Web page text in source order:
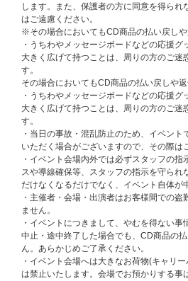
※ご購入の際、イベントに参加を希望され
ください。なお、注文完了後、お名前の変
ご了承ください。
※クレジットカード、携帯キャリア決済を
合、予約注文時に決済サービスの提供事業
予約注文時点から商品の発売日まで一定以
の出荷時よりも前に再度与信照会を行う場
※再与信照会でエラーとなった場合、当社
せていただく場合がございますが、このと
なる手数料はお客様のご負担となります。
数料の発生を理由とした注文のキャンセ
承ください。
※当選後の電子チケットの受け取りには、
です。応募後にメールアドレスを変更され
りができなくなる場合がございますので、
※ATEEZ JAPAN OFFICIAL FANCLUB対
は、ATEEZ JAPAN OFFICIAL FANCLUBの
C STOREでご購入時のご登録情報が一致
ご登録情報が一致しない場合、お申し込み
ますのでご注意ください。
イベントの参加方法、および詳細はこ
します。また、保護者の方に同意を得られ
はご遠慮ください。
※その場合においてもCD商品の払い戻しや
・うちわやメッセージボードなどの応援
大きく広げて持つことは、周りの方のご迷
す。
その場合においてもCD商品の払い戻しや返
・うちわやメッセージボードなどの応援
大きく広げて持つことは、周りの方のご迷
す。
・当日の事故・混乱防止のため、イベン
いただく場合がございますので、その際は
・イベント会場内外では必ずスタッフの
スや導線確保等、スタッフの指示を守られ
だけなくなるだけでなく、イベント自体が
・主催者・会場・出演者はお客様間での
ません。
・イベントにつきまして、やむを得ない
中止・途中終了した場合でも、CD商品の
ん。あらかじめご了承ください。
・イベント会場へは大きなお荷物(キャリ
は禁止いたします。会場でお預かりする事